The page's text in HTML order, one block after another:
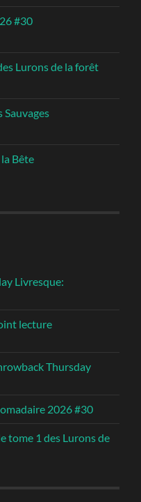
#30
Lurons de la forêt
Sauvages
Bête
Livresque:
lecture
Thursday
2026 #30
tome 1 des Lurons de